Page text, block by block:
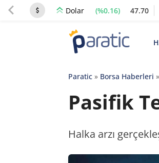
Dolar (%0.16) 47.70
Paratic» Borsa Haberleri »
Pasifik
Halka arzı